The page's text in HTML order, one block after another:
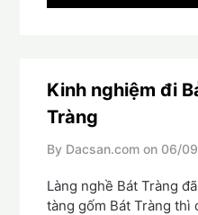
Kinh nghiệm đi
Tràng
By Dacsan.com on 06/
Làng nghề Bát Tràng
tàng gốm Bát Tràng thì